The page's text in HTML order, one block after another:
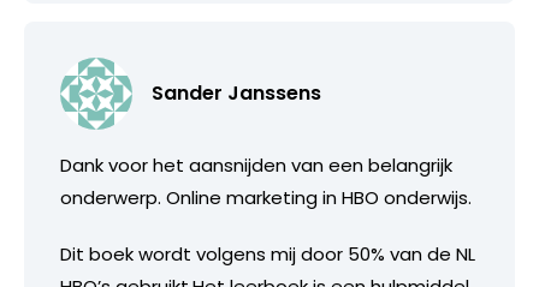
Sander Janssens
Dank voor het aansnijden van een belangrijk
onderwerp. Online marketing in HBO onderwijs.
Dit boek wordt volgens mij door 50% van de NL